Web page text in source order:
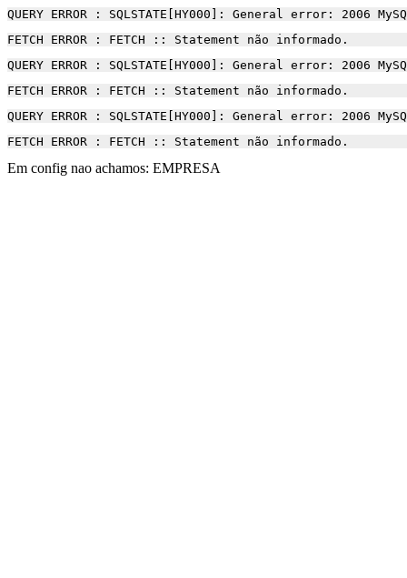
QUERY ERROR : SQLSTATE[HY000]: General error: 2006
FETCH ERROR : FETCH :: Statement não informado.
QUERY ERROR : SQLSTATE[HY000]: General error: 2006
FETCH ERROR : FETCH :: Statement não informado.
QUERY ERROR : SQLSTATE[HY000]: General error: 2006
FETCH ERROR : FETCH :: Statement não informado.
Em config nao achamos: EMPRESA